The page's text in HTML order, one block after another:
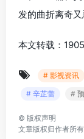
发的曲折离奇又
本文转载：
# 影视资讯
# 辛芷蕾
#
© 版权声明
文章版权归作者所